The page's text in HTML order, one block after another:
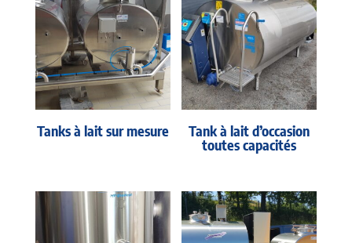
Tanks à lait sur mesure Tank à lait d’occasion
toutes capacités